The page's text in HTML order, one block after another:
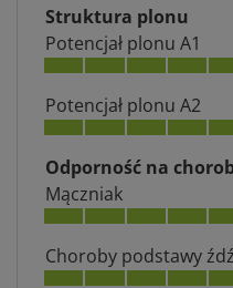
Struktura plonu
Potencjał plonu A1
Potencjał plonu A2
Odporność na
Mączniak
Choroby podstawy